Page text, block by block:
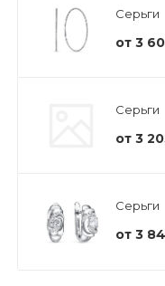
Серьги
от 3
Серьги
от 3
Серьги
от 3